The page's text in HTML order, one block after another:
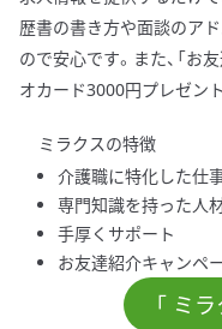
歴書の書き方や面談のア
ので安心です。また、「お
オカード3000円プレゼン
ミラクスの特徴
介護職に特化した仕
専門知識を持った人
手厚くサポート
お友達紹介キャンペ
「 ミ